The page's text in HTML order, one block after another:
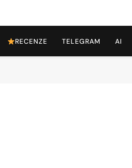
RECENZE TELEGRAM AI